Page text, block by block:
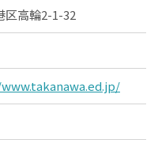
区高輪2-1-32